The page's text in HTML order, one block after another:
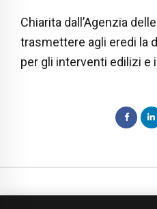
Chiarita dall’Agenzia
trasmettere agli eredi la
per gli interventi edilizi e